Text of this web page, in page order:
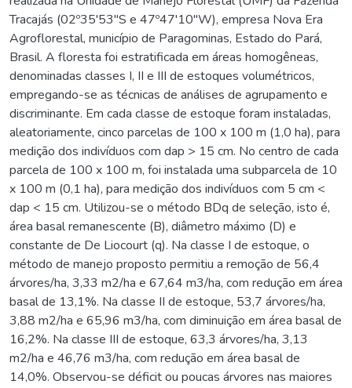
Tracajás (02º35'53"S e 47º47'10"W), empresa Nova Era
Agroflorestal, município de Paragominas, Estado do Pará,
Brasil. A floresta foi estratificada em áreas homogêneas,
denominadas classes I, II e III de estoques volumétricos,
empregando-se as técnicas de análises de agrupamento e
discriminante. Em cada classe de estoque foram instaladas,
aleatoriamente, cinco parcelas de 100 x 100 m (1,0 ha), para
medição dos indivíduos com dap > 15 cm. No centro de cada
parcela de 100 x 100 m, foi instalada uma subparcela de 10
x 100 m (0,1 ha), para medição dos indivíduos com 5 cm <
dap < 15 cm. Utilizou-se o método BDq de seleção, isto é,
área basal remanescente (B), diâmetro máximo (D) e
constante de De Liocourt (q). Na classe I de estoque, o
método de manejo proposto permitiu a remoção de 56,4
árvores/ha, 3,33 m2/ha e 67,64 m3/ha, com redução em área
basal de 13,1%. Na classe II de estoque, 53,7 árvores/ha,
3,88 m2/ha e 65,96 m3/ha, com diminuição em área basal de
16,2%. Na classe III de estoque, 63,3 árvores/ha, 3,13
m2/ha e 46,76 m3/ha, com redução em área basal de
14,0%. Observou-se déficit ou poucas árvores nas maiores